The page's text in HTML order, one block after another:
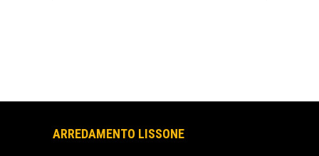
ARREDAMENTO LISSONE